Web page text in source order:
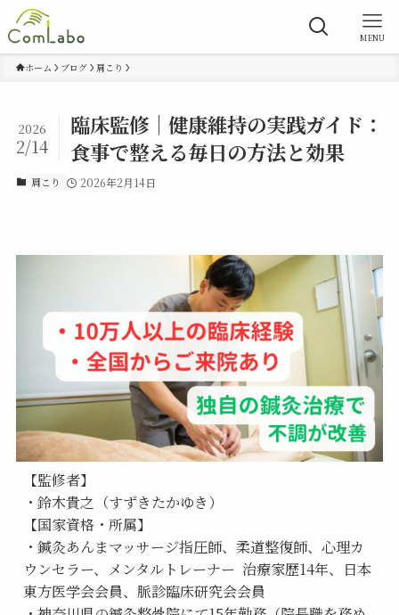
MENU
ホーム ブログ 肩こり
臨床監修｜健康維持の実践ガイド：
食事で整える毎日の方法と効果
2026
2/14
肩こり 2026年2月14日
【監修者】
・鈴木貴之（すずきたかゆき）
【国家資格・所属】
・鍼灸あんまマッサージ指圧師、柔道整復師、心理カ
ウンセラー、メンタルトレーナー  治療家歴14年、日本
東方医学会会員、脈診臨床研究会会員